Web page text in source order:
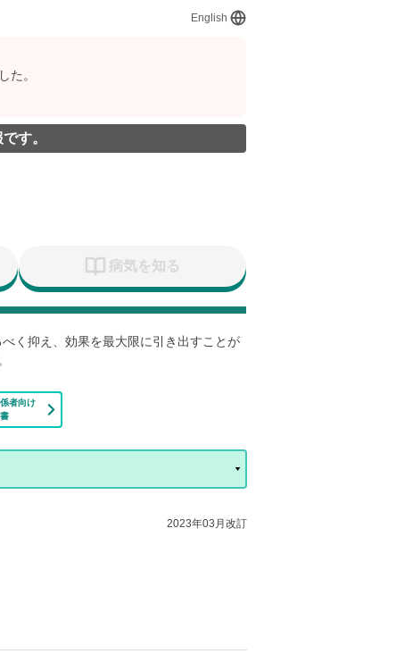
English
た。
す。
病気を知る
く抑え、効果を最大限に引き出すことが
者向け
2023年03月改訂